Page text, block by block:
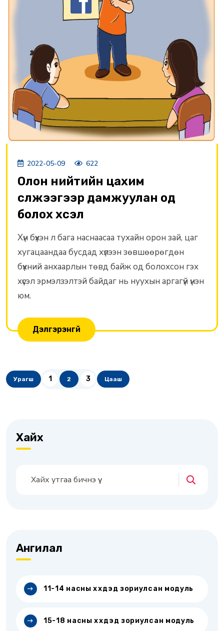
2022-05-09 622
Олон нийтийн цахим
сүлжээгээр дамжуулан од
болох хүсэл
Хүн бүхэн л бага наснаасаа тухайн орон зай, цаг
хугацаандаа бусдад хүлээн зөвшөөрөгдөн
бүхний анхаарлын төвд байж од болохсон гэх
хүсэл эрмэлзэлтэй байдаг нь нуухын аргагүй үнэн
юм.
Дэлгэрэнгүй
Урагш 1 2 3 Цааш
Хайх
Ангилал
11-14 насны хүүхдэд зориулсан модуль
15-18 насны хүүхдэд зориулсан модуль